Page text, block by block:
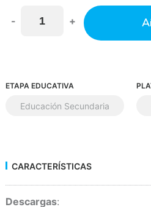
- +
ETAPA EDUCATIVA
Educación Secundaria
CARACTERÍSTICAS
Descargas: